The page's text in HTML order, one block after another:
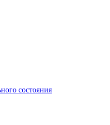
состояния